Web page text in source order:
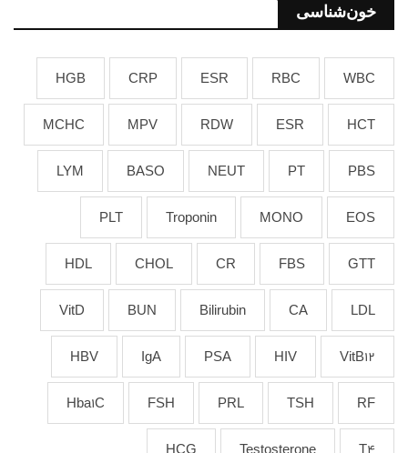
خون‌شناسی
WBC
RBC
ESR
CRP
HGB
HCT
ESR
RDW
MPV
MCHC
PBS
PT
NEUT
BASO
LYM
EOS
MONO
Troponin
PLT
GTT
FBS
CR
CHOL
HDL
LDL
CA
Bilirubin
BUN
VitD
VitB12
HIV
PSA
IgA
HBV
RF
TSH
PRL
FSH
Hba1C